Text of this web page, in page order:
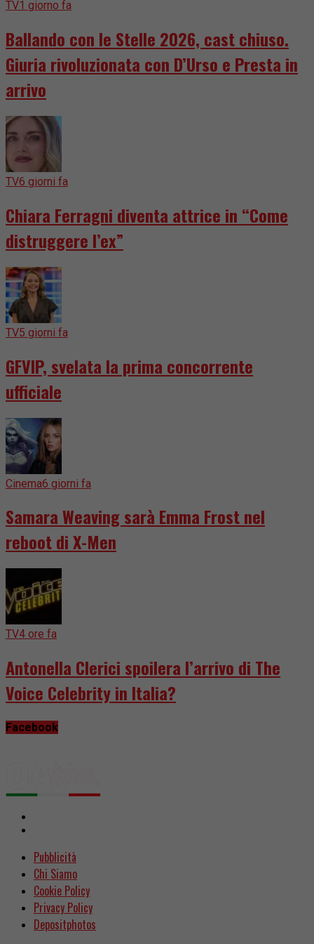
TV1 giorno fa
Ballando con le Stelle 2026, cast chiuso.
Giuria rivoluzionata con D’Urso e Presta in
arrivo
TV6 giorni fa
Chiara Ferragni diventa attrice in “Come
distruggere l’ex”
TV5 giorni fa
GFVIP, svelata la prima concorrente
ufficiale
Cinema6 giorni fa
Samara Weaving sarà Emma Frost nel
reboot di X-Men
TV4 ore fa
Antonella Clerici spoilera l’arrivo di The
Voice Celebrity in Italia?
Facebook
Pubblicità
Chi Siamo
Cookie Policy
Privacy Policy
Depositphotos